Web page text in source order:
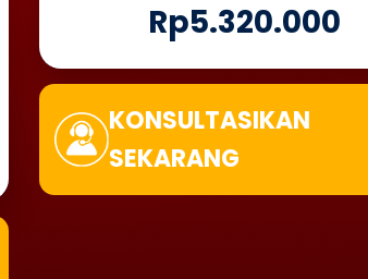
Rp5.320.000
KONSULTASIKAN
SEKARANG